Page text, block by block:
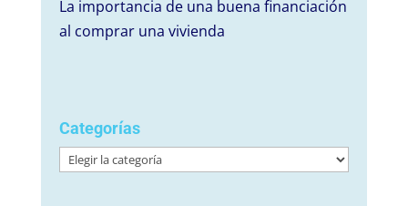
La importancia de una buena financiación
al comprar una vivienda
Categorías
Categorías